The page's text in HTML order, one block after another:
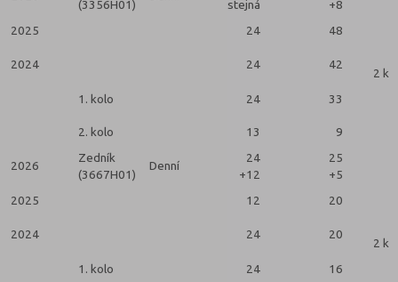
(3356H01)
stejná
+8
2025 24 48
2024 24 42
2
1. kolo
24 33
2. kolo 13 9
2026
Zedník
(3667H01)
Denní
24
+12
25
+5
2025
12 20
2024 24 20
2
1. kolo
24 16